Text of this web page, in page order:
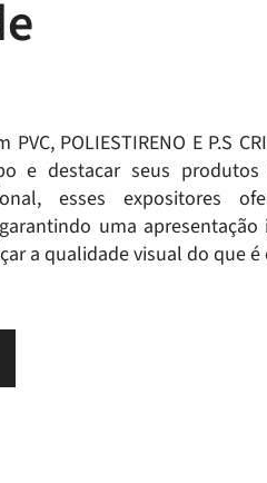
POLIESTIRENO E P.S
e destacar seus produtos
esses expositores
uma
a qualidade visual do que é